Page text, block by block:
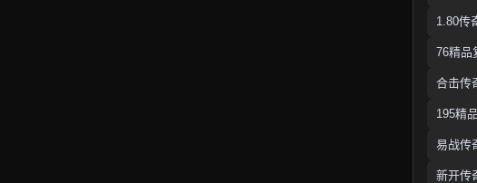
1.80传
76精品
合击传
195精
易战传
新开传